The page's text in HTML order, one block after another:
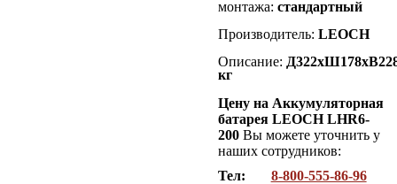
монтажа: стандартный
Производитель: LEOCH
Описание:
кг
Цену на Аккумуляторная
батарея LEOCH LHR6-
200 Вы можете уточнить у
наших сотрудников:
Тел:
8-800-555-86-96